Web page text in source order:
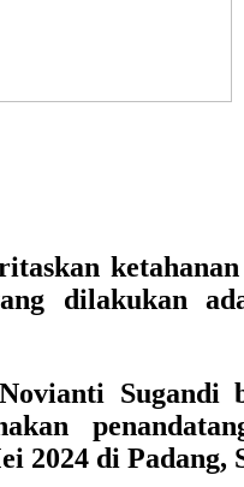
dilakukan
Sugandi
2024 di Padang,